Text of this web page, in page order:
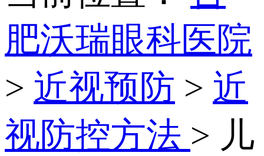
肥沃瑞眼科医院
> 近视预防 > 近
视防控方法 > 儿